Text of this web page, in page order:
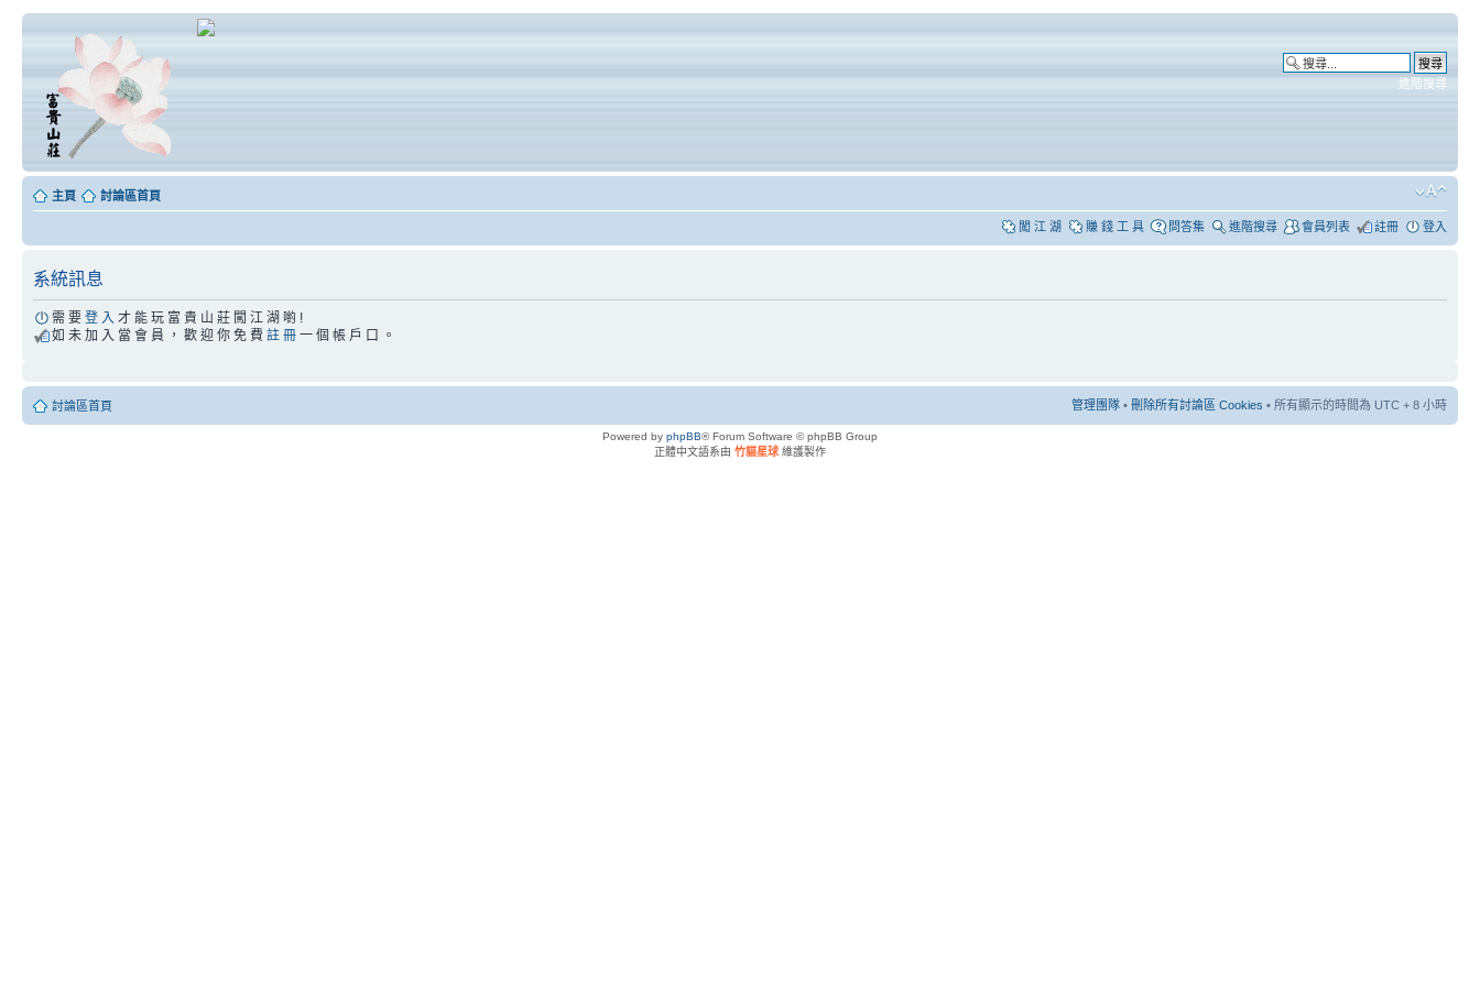
進階搜尋
主頁 討論區首頁
闖 江 湖 賺 錢 工 具 問答集 進階搜尋 會員列表 註冊 登入
系統訊息
需 要 登 入 才 能 玩 富 貴 山 莊 闖 江 湖 喲 !
如 未 加 入 當 會 員 ， 歡 迎 你 免 費 註 冊 一 個 帳 戶 口 。
討論區首頁 管理團隊 • 刪除所有討論區 Cookies • 所有顯示的時間為 UTC + 8 小時
Powered by phpBB® Forum Software © phpBB Group
正體中文語系由 竹貓星球 維護製作